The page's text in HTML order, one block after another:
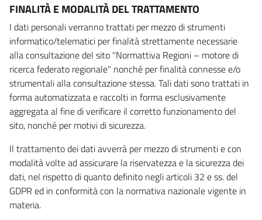
FINALITÀ E MODALITÀ DEL TRATTAMENTO
I dati personali verranno trattati per mezzo di strumenti
informatico/telematici per finalità strettamente necessarie
alla consultazione del sito "Normattiva Regioni – motore di
ricerca federato regionale" nonché per finalità connesse e/o
strumentali alla consultazione stessa. Tali dati sono trattati in
forma automatizzata e raccolti in forma esclusivamente
aggregata al fine di verificare il corretto funzionamento del
sito, nonché per motivi di sicurezza.
Il trattamento dei dati avverrà per mezzo di strumenti e con
modalità volte ad assicurare la riservatezza e la sicurezza dei
dati, nel rispetto di quanto definito negli articoli 32 e ss. del
GDPR ed in conformità con la normativa nazionale vigente in
materia.